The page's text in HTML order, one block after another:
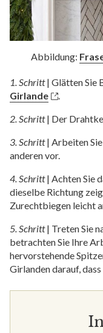
Abbildung:
1. Schritt | Glätten Sie
Girlande
.
2. Schritt | Der
3. Schritt | Arbeiten
anderen vor.
4. Schritt | Achten Sie
dieselbe Richtung
Zurechtbiegen leicht
5. Schritt | Treten Sie
betrachten Sie Ihre
hervorstehende
Girlanden darauf,